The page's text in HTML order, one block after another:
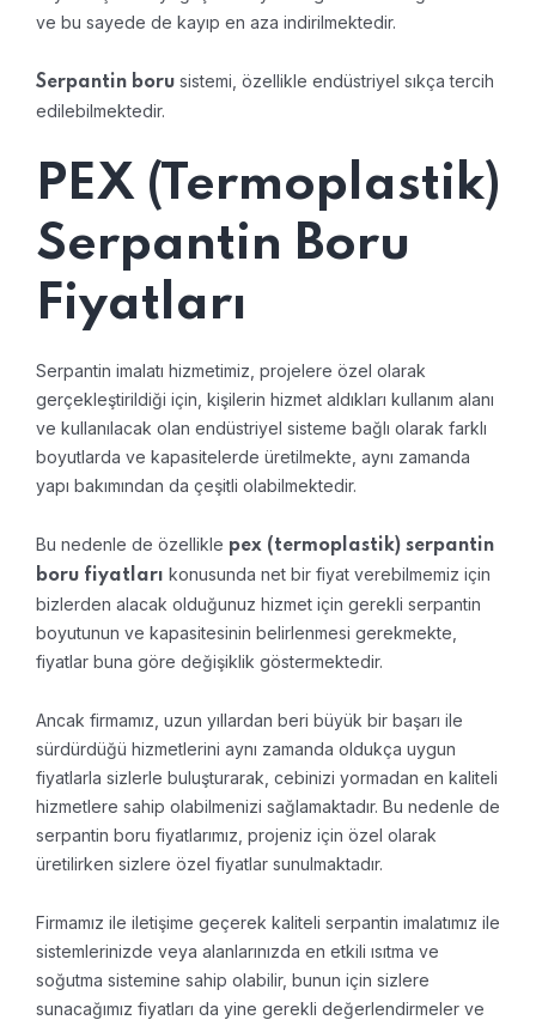
ve bu sayede de kayıp en aza indirilmektedir.
Serpantin boru sistemi, özellikle endüstriyel sıkça tercih
edilebilmektedir.
PEX (Termoplastik)
Serpantin Boru
Fiyatları
Serpantin imalatı hizmetimiz, projelere özel olarak
gerçekleştirildiği için, kişilerin hizmet aldıkları kullanım alanı
ve kullanılacak olan endüstriyel sisteme bağlı olarak farklı
boyutlarda ve kapasitelerde üretilmekte, aynı zamanda
yapı bakımından da çeşitli olabilmektedir.
Bu nedenle de özellikle pex (termoplastik) serpantin
boru fiyatları konusunda net bir fiyat verebilmemiz için
bizlerden alacak olduğunuz hizmet için gerekli serpantin
boyutunun ve kapasitesinin belirlenmesi gerekmekte,
fiyatlar buna göre değişiklik göstermektedir.
Ancak firmamız, uzun yıllardan beri büyük bir başarı ile
sürdürdüğü hizmetlerini aynı zamanda oldukça uygun
fiyatlarla sizlerle buluşturarak, cebinizi yormadan en kaliteli
hizmetlere sahip olabilmenizi sağlamaktadır. Bu nedenle de
serpantin boru fiyatlarımız, projeniz için özel olarak
üretilirken sizlere özel fiyatlar sunulmaktadır.
Firmamız ile iletişime geçerek kaliteli serpantin imalatımız ile
sistemlerinizde veya alanlarınızda en etkili ısıtma ve
soğutma sistemine sahip olabilir, bunun için sizlere
sunacağımız fiyatları da yine gerekli değerlendirmeler ve